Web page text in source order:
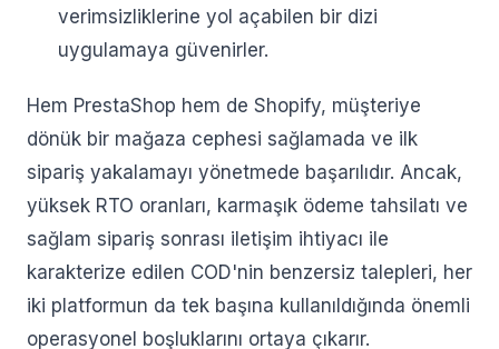
verimsizliklerine yol açabilen bir dizi
uygulamaya güvenirler.
Hem PrestaShop hem de Shopify, müşteriye
dönük bir mağaza cephesi sağlamada ve ilk
sipariş yakalamayı yönetmede başarılıdır. Ancak,
yüksek RTO oranları, karmaşık ödeme tahsilatı ve
sağlam sipariş sonrası iletişim ihtiyacı ile
karakterize edilen COD'nin benzersiz talepleri, her
iki platformun da tek başına kullanıldığında önemli
operasyonel boşluklarını ortaya çıkarır.